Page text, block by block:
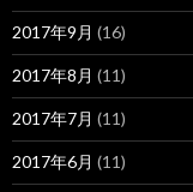
2017年9月 (16)
2017年8月 (11)
2017年7月 (11)
2017年6月 (11)